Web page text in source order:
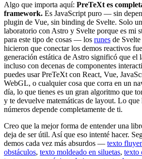
Algo que importa aquí: PreTeXt es
framework. Es JavaScript puro — sin
plugin de Vue, sin binding de Svelte. Solo
laboratorio con Astro y Svelte porque es mi
para este tipo de cosas — los runes de
hicieron que conectar los demos reactivos
generación estática de Astro significó que el
incluso con decenas de componentes
puedes usar PreTeXt con React, Vue,
WebGL, o cualquier cosa que corra en un
día, lo que tienes es un gran algoritmo que
y te devuelve matemáticas de layout. Lo que
números depende completamente de ti.
Creo que la mejor forma de entender una
deja de ser útil. Así que eso intenté hacer.
demos cada vez más absurdos — texto
obstáculos, texto moldeado en siluetas, texto